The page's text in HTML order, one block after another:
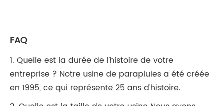
FAQ
1. Quelle est la durée de l’histoire de votre
entreprise ? Notre usine de parapluies a été créée
en 1995, ce qui représente 25 ans d'histoire.